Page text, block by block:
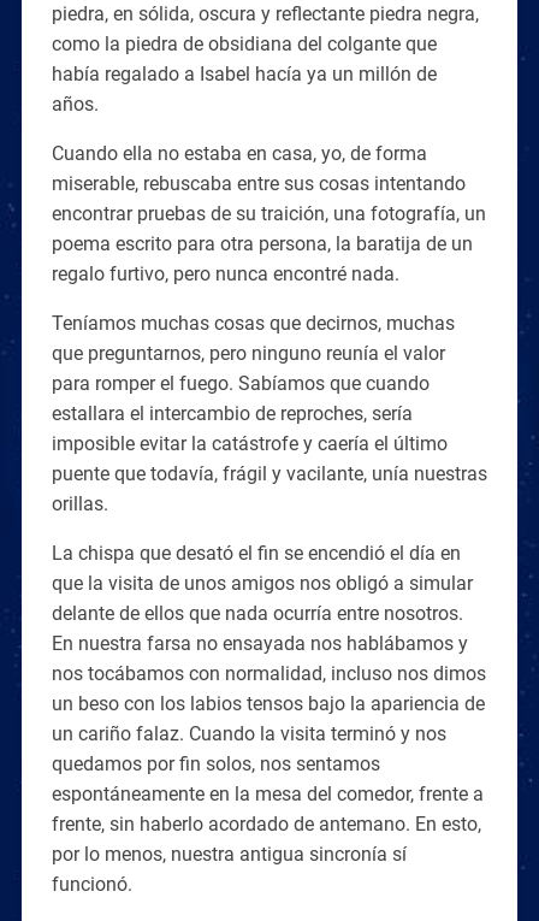
piedra, en sólida, oscura y reflectante piedra negra,
como la piedra de obsidiana del colgante que
había regalado a Isabel hacía ya un millón de
años.
Cuando ella no estaba en casa, yo, de forma
miserable, rebuscaba entre sus cosas intentando
encontrar pruebas de su traición, una fotografía, un
poema escrito para otra persona, la baratija de un
regalo furtivo, pero nunca encontré nada.
Teníamos muchas cosas que decirnos, muchas
que preguntarnos, pero ninguno reunía el valor
para romper el fuego. Sabíamos que cuando
estallara el intercambio de reproches, sería
imposible evitar la catástrofe y caería el último
puente que todavía, frágil y vacilante, unía nuestras
orillas.
La chispa que desató el fin se encendió el día en
que la visita de unos amigos nos obligó a simular
delante de ellos que nada ocurría entre nosotros.
En nuestra farsa no ensayada nos hablábamos y
nos tocábamos con normalidad, incluso nos dimos
un beso con los labios tensos bajo la apariencia de
un cariño falaz. Cuando la visita terminó y nos
quedamos por fin solos, nos sentamos
espontáneamente en la mesa del comedor, frente a
frente, sin haberlo acordado de antemano. En esto,
por lo menos, nuestra antigua sincronía sí
funcionó.